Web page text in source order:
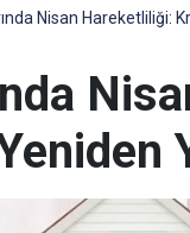
Nisan Hareketliliği: